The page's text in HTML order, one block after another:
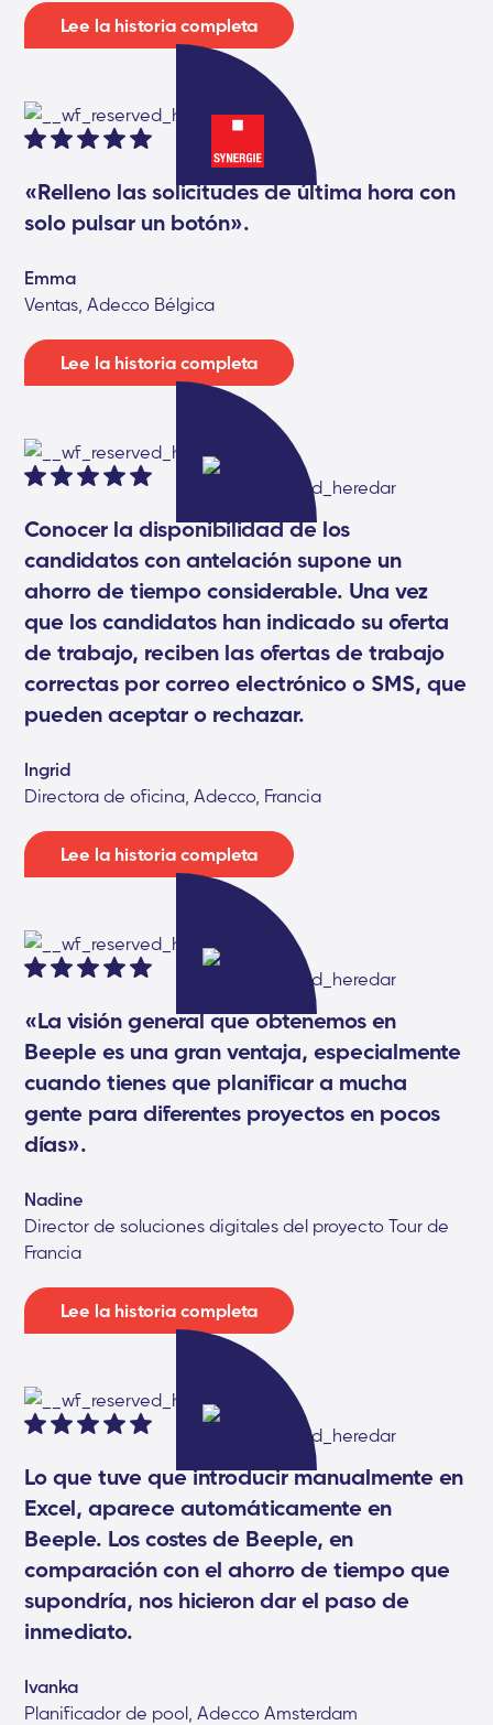
Lee la historia completa
«Relleno las solicitudes de última hora con
solo pulsar un botón».
Emma
Ventas, Adecco Bélgica
Lee la historia completa
Conocer la disponibilidad de los
candidatos con antelación supone un
ahorro de tiempo considerable. Una vez
que los candidatos han indicado su oferta
de trabajo, reciben las ofertas de trabajo
correctas por correo electrónico o SMS, que
pueden aceptar o rechazar.
Ingrid
Directora de oficina, Adecco, Francia
Lee la historia completa
«La visión general que obtenemos en
Beeple es una gran ventaja, especialmente
cuando tienes que planificar a mucha
gente para diferentes proyectos en pocos
días».
Nadine
Director de soluciones digitales del proyecto Tour de
Francia
Lee la historia completa
Lo que tuve que introducir manualmente en
Excel, aparece automáticamente en
Beeple. Los costes de Beeple, en
comparación con el ahorro de tiempo que
supondría, nos hicieron dar el paso de
inmediato.
Ivanka
Planificador de pool, Adecco Amsterdam